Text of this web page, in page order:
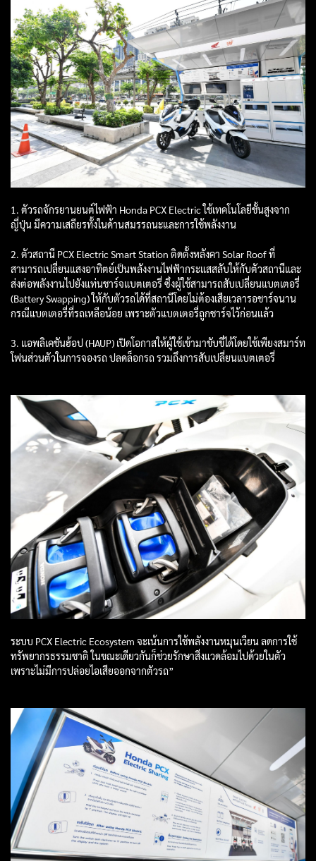
1. ตัวรถจักรยานยนต์ไฟฟ้า Honda PCX Electric ใช้เทคโนโลยีชั้นสูงจาก
ญี่ปุ่น มีความเสถียรทั้งในด้านสมรรถนะและการใช้พลังงาน
2. ตัวสถานี PCX Electric Smart Station ติดตั้งหลังคา Solar Roof ที่
สามารถเปลี่ยนแสงอาทิตย์เป็นพลังงานไฟฟ้ากระแสสลับให้กับตัวสถานีและ
ส่งต่อพลังงานไปยังแท่นชาร์จแบตเตอรี่ ซึ่งผู้ใช้สามารถสับเปลี่ยนแบตเตอรี่
(Battery Swapping) ให้กับตัวรถได้ที่สถานีโดยไม่ต้องเสียเวลารอชาร์จนาน
กรณีแบตเตอรี่ที่รถเหลือน้อย เพราะตัวแบตเตอรี่ถูกชาร์จไว้ก่อนแล้ว
3. แอพลิเคชันฮ้อป (HAUP) เปิดโอกาสให้ผู้ใช้เข้ามาขับขี่ได้โดยใช้เพียงสมาร์ท
โฟนส่วนตัวในการจองรถ ปลดล็อกรถ รวมถึงการสับเปลี่ยนแบตเตอรี่
ระบบ PCX Electric Ecosystem จะเน้นการใช้พลังงานหมุนเวียน ลดการใช้
ทรัพยากรธรรมชาติ ในขณะเดียวกันก็ช่วยรักษาสิ่งแวดล้อมไปด้วยในตัว
เพราะไม่มีการปล่อยไอเสียออกจากตัวรถ”